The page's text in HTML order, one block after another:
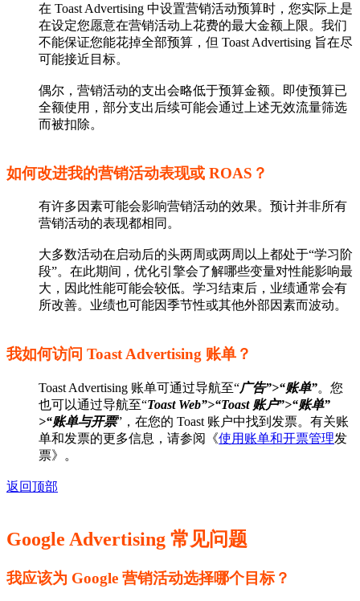
在 Toast Advertising 中设置营销活动预算时，您实际上是
在设定您愿意在营销活动上花费的最大金额上限。我们
不能保证您能花掉全部预算，但 Toast Advertising 旨在尽
可能接近目标。
偶尔，营销活动的支出会略低于预算金额。即使预算已
全额使用，部分支出后续可能会通过上述无效流量筛选
而被扣除。
如何改进我的营销活动表现或 ROAS？
有许多因素可能会影响营销活动的效果。预计并非所有
营销活动的表现都相同。
大多数活动在启动后的头两周或两周以上都处于“学习阶
段”。在此期间，优化引擎会了解哪些变量对性能影响最
大，因此性能可能会较低。学习结束后，业绩通常会有
所改善。业绩也可能因季节性或其他外部因素而波动。
我如何访问 Toast Advertising 账单？
Toast Advertising 账单可通过导航至“广告”>“账单”。您
也可以通过导航至“Toast Web”>“Toast 账户”>“账单”
>“账单与开票”，在您的 Toast 账户中找到发票。有关账
单和发票的更多信息，请参阅《使用账单和开票管理发
票》。
返回顶部
Google Advertising 常见问题
我应该为 Google 营销活动选择哪个目标？